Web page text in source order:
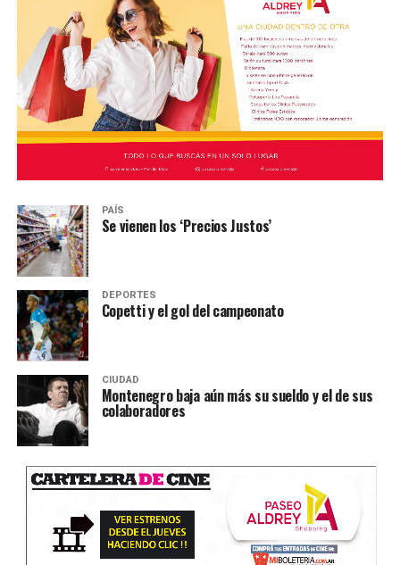
PAÍS
Se vienen los ‘Precios Justos’
DEPORTES
Copetti y el gol del campeonato
CIUDAD
Montenegro baja aún más su sueldo y el de sus
colaboradores